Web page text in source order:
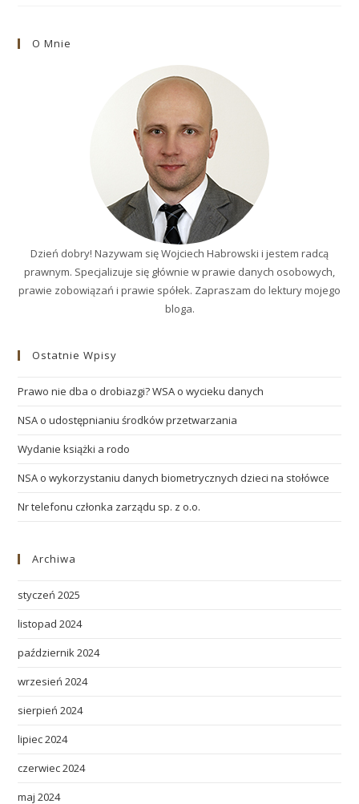
O Mnie
Dzień dobry! Nazywam się Wojciech Habrowski i jestem radcą
prawnym. Specjalizuje się głównie w prawie danych osobowych,
prawie zobowiązań i prawie spółek. Zapraszam do lektury mojego
bloga.
Ostatnie Wpisy
Prawo nie dba o drobiazgi? WSA o wycieku danych
NSA o udostępnianiu środków przetwarzania
Wydanie książki a rodo
NSA o wykorzystaniu danych biometrycznych dzieci na stołówce
Nr telefonu członka zarządu sp. z o.o.
Archiwa
styczeń 2025
listopad 2024
październik 2024
wrzesień 2024
sierpień 2024
lipiec 2024
czerwiec 2024
maj 2024